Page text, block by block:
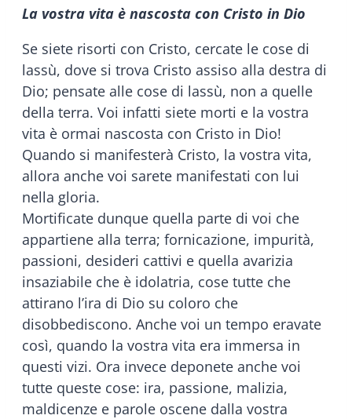
La vostra vita è nascosta con Cristo in Dio
Se siete risorti con Cristo, cercate le cose di
lassù, dove si trova Cristo assiso alla destra di
Dio; pensate alle cose di lassù, non a quelle
della terra. Voi infatti siete morti e la vostra
vita è ormai nascosta con Cristo in Dio!
Quando si manifesterà Cristo, la vostra vita,
allora anche voi sarete manifestati con lui
nella gloria.
Mortificate dunque quella parte di voi che
appartiene alla terra; fornicazione, impurità,
passioni, desideri cattivi e quella avarizia
insaziabile che è idolatria, cose tutte che
attirano l’ira di Dio su coloro che
disobbediscono. Anche voi un tempo eravate
così, quando la vostra vita era immersa in
questi vizi. Ora invece deponete anche voi
tutte queste cose: ira, passione, malizia,
maldicenze e parole oscene dalla vostra